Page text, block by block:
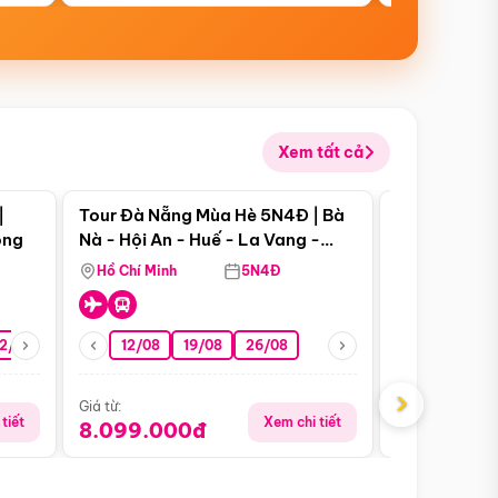
Xem tất cả
08 26/08 05/09 09/09 12/09
tiết
Điểm nổi bật
Tour Đà Nẵng Mùa Hè 5N4Đ | Bà
Nà - Hội An - Huế - La Vang -
Động Thiên Đường
Hồ Chí Minh 5N4Đ
12/08 19/08 26/08
Giá từ:
8.099.000đ Xem chi tiết
Giá từ:
›